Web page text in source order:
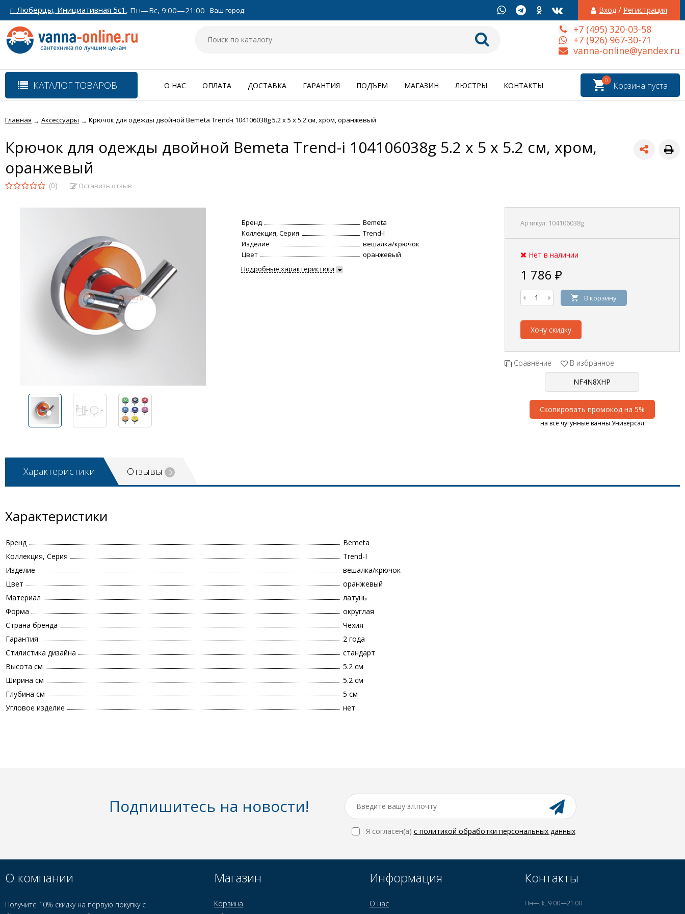
г. Люберцы, Инициативная 5с1 , Пн—Вс, 9:00—21:00 Ваш город: Вход / Регистрация
+7 (495) 320-03-58
+7 (926) 967-30-71
vanna-online@yandex.ru
КАТАЛОГ ТОВАРОВ Корзина пуста
0
О НАС ОПЛАТА ДОСТАВКА ГАРАНТИЯ ПОДЪЕМ МАГАЗИН ЛЮСТРЫ КОНТАКТЫ
Главная → Аксессуары → Крючок для одежды двойной Bemeta Trend-i 104106038g 5.2 x 5 x 5.2 см, хром, оранжевый
Крючок для одежды двойной Bemeta Trend-i 104106038g 5.2 x 5 x 5.2 см, хром,
оранжевый
(0) Оставить отзыв
Артикул: 104106038g
Нет в наличии
1 786 ₽
В корзину
Хочу скидку
Сравнение В избранное
Скопировать промокод на 5%
на все чугунные ванны Универсал
Бренд
Bemeta
Коллекция, Серия
Trend-I
Изделие
вешалка/крючок
Цвет
оранжевый
Подробные характеристики
Характеристики Отзывы 0
Характеристики
Бренд
Bemeta
Коллекция, Серия
Trend-I
Изделие
вешалка/крючок
Цвет
оранжевый
Материал
латунь
Форма
округлая
Страна бренда
Чехия
Гарантия
2 года
Стилистика дизайна
стандарт
Высота см
5.2 см
Ширина см
5.2 см
Глубина см
5 см
Угловое изделие
нет
Подпишитесь на новости!
Я согласен(a) с политикой обработки персональных данных
О компании
Получите 10% скидку на первую покупку с
Магазин
Корзина
Информация
О нас
Контакты
Пн—Вс, 9:00—21:00